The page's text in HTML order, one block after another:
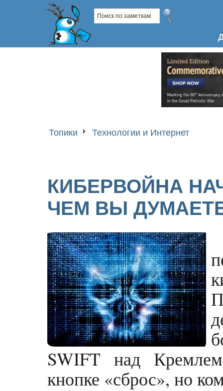
Топики Технологии и Интернет
КИБЕРВОЙНА
ЧЕМ ВЫ
SWIFT над
кнопке «сброс», но